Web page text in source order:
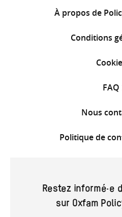
À propos de
Conditions
FAQ
Nous
Politique de
Restez informé·e
sur Oxfam